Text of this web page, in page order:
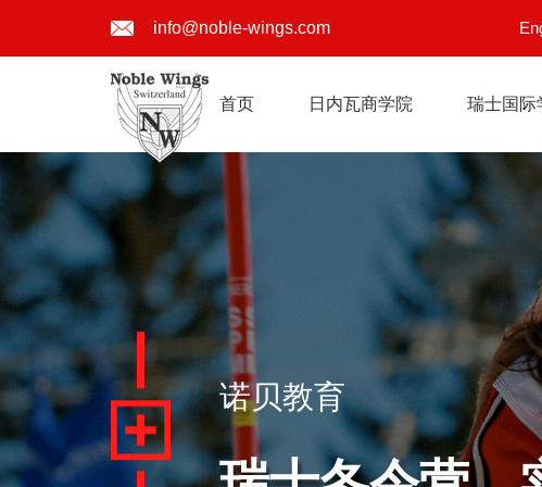
info@noble-wings.com
首页 日内瓦商学院 瑞士国际
诺贝教育